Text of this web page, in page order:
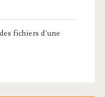
fichiers d’une